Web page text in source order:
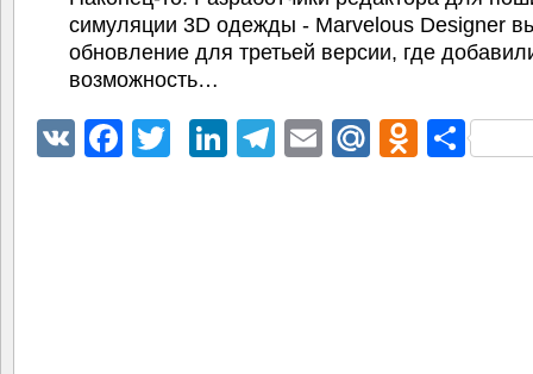
симуляции 3D одежды - Marvelous Designer
обновление для третьей версии, где
возможность…
VK Facebook
TwitterLinkedIn
Telegram
EmailMail.Ru